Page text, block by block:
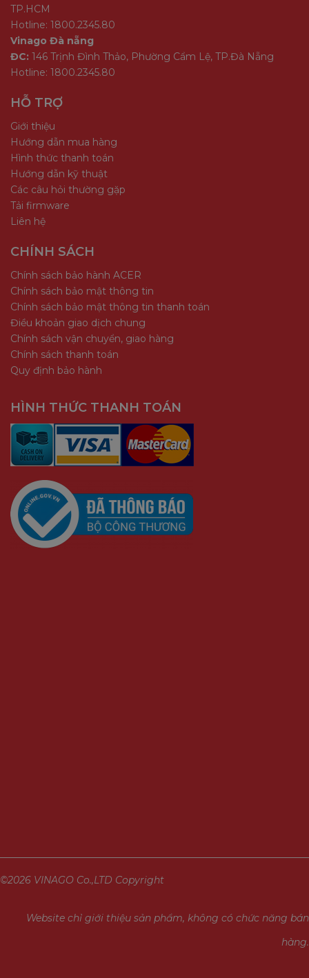
TP.HCM
Hotline: 1800.2345.80
Vinago Đà nẵng
ĐC: 146 Trịnh Đình Thảo, Phường Cẩm Lệ, TP.Đà Nẵng
Hotline: 1800.2345.80
HỖ TRỢ
Giới thiệu
Hướng dẫn mua hàng
Hình thức thanh toán
Hướng dẫn kỹ thuật
Các câu hỏi thường gặp
Tải firmware
Liên hệ
CHÍNH SÁCH
Chính sách bảo hành ACER
Chính sách bảo mật thông tin
Chính sách bảo mật thông tin thanh toán
Điều khoản giao dịch chung
Chính sách vận chuyển, giao hàng
Chính sách thanh toán
Quy định bảo hành
HÌNH THỨC THANH TOÁN
©2026 VINAGO Co.,LTD Copyright
Website chỉ giới thiệu sản phẩm, không có chức năng bán
hàng.